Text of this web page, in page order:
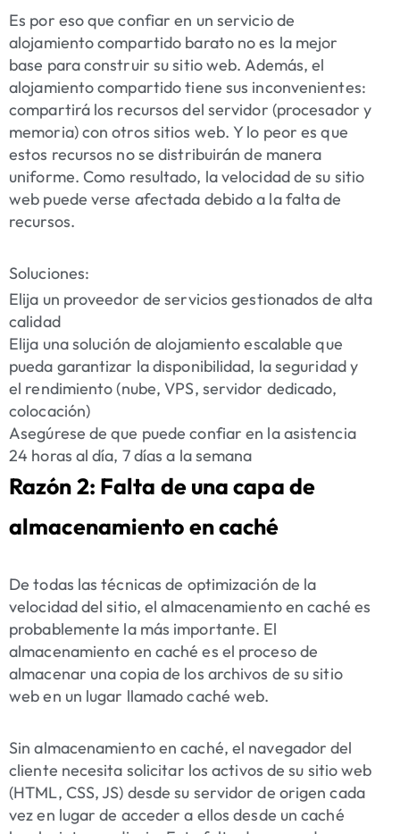
Es por eso que confiar en un servicio de
alojamiento compartido barato no es la mejor
base para construir su sitio web. Además, el
alojamiento compartido tiene sus inconvenientes:
compartirá los recursos del servidor (procesador y
memoria) con otros sitios web. Y lo peor es que
estos recursos no se distribuirán de manera
uniforme. Como resultado, la velocidad de su sitio
web puede verse afectada debido a la falta de
recursos.
Soluciones:
Elija un proveedor de servicios gestionados de alta
calidad
Elija una solución de alojamiento escalable que
pueda garantizar la disponibilidad, la seguridad y
el rendimiento (nube, VPS, servidor dedicado,
colocación)
Asegúrese de que puede confiar en la asistencia
24 horas al día, 7 días a la semana
Razón 2: Falta de una capa de
almacenamiento en caché
De todas las técnicas de optimización de la
velocidad del sitio, el almacenamiento en caché es
probablemente la más importante. El
almacenamiento en caché es el proceso de
almacenar una copia de los archivos de su sitio
web en un lugar llamado caché web.
Sin almacenamiento en caché, el navegador del
cliente necesita solicitar los activos de su sitio web
(HTML, CSS, JS) desde su servidor de origen cada
vez en lugar de acceder a ellos desde un caché